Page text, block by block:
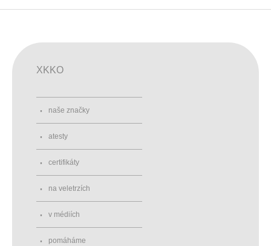
XKKO
naše značky
atesty
certifikáty
na veletrzích
v médiích
pomáháme